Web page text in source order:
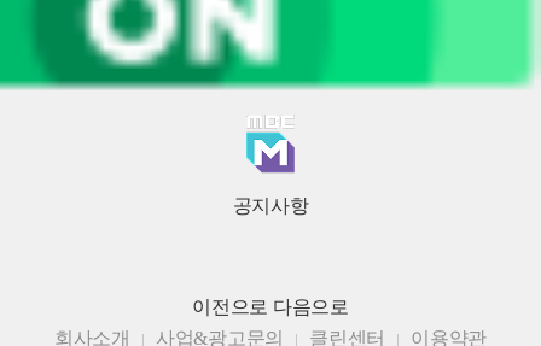
공지사항
이전으로 다음으로
회사소개
사업&광고문의 클린센터 이용약관